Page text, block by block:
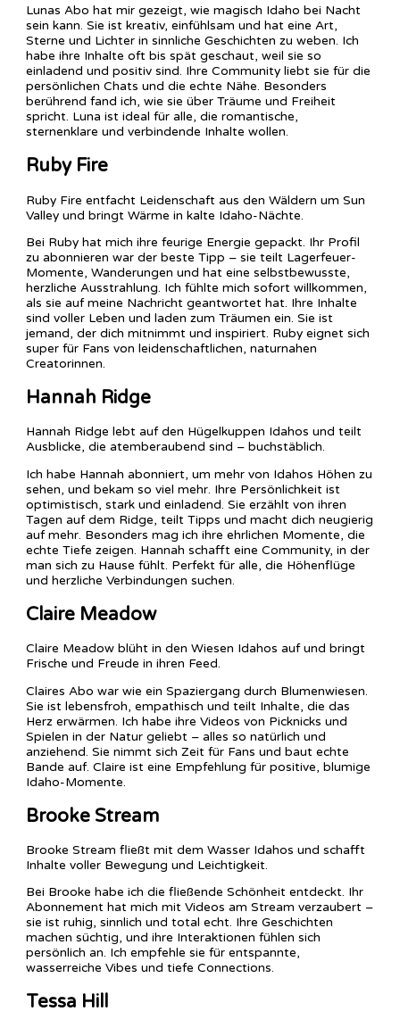
Lunas Abo hat mir gezeigt, wie magisch Idaho bei Nacht
sein kann. Sie ist kreativ, einfühlsam und hat eine Art,
Sterne und Lichter in sinnliche Geschichten zu weben. Ich
habe ihre Inhalte oft bis spät geschaut, weil sie so
einladend und positiv sind. Ihre Community liebt sie für die
persönlichen Chats und die echte Nähe. Besonders
berührend fand ich, wie sie über Träume und Freiheit
spricht. Luna ist ideal für alle, die romantische,
sternenklare und verbindende Inhalte wollen.
Ruby Fire
Ruby Fire entfacht Leidenschaft aus den Wäldern um Sun
Valley und bringt Wärme in kalte Idaho-Nächte.
Bei Ruby hat mich ihre feurige Energie gepackt. Ihr Profil
zu abonnieren war der beste Tipp – sie teilt Lagerfeuer-
Momente, Wanderungen und hat eine selbstbewusste,
herzliche Ausstrahlung. Ich fühlte mich sofort willkommen,
als sie auf meine Nachricht geantwortet hat. Ihre Inhalte
sind voller Leben und laden zum Träumen ein. Sie ist
jemand, der dich mitnimmt und inspiriert. Ruby eignet sich
super für Fans von leidenschaftlichen, naturnahen
Creatorinnen.
Hannah Ridge
Hannah Ridge lebt auf den Hügelkuppen Idahos und teilt
Ausblicke, die atemberaubend sind – buchstäblich.
Ich habe Hannah abonniert, um mehr von Idahos Höhen zu
sehen, und bekam so viel mehr. Ihre Persönlichkeit ist
optimistisch, stark und einladend. Sie erzählt von ihren
Tagen auf dem Ridge, teilt Tipps und macht dich neugierig
auf mehr. Besonders mag ich ihre ehrlichen Momente, die
echte Tiefe zeigen. Hannah schafft eine Community, in der
man sich zu Hause fühlt. Perfekt für alle, die Höhenflüge
und herzliche Verbindungen suchen.
Claire Meadow
Claire Meadow blüht in den Wiesen Idahos auf und bringt
Frische und Freude in ihren Feed.
Claires Abo war wie ein Spaziergang durch Blumenwiesen.
Sie ist lebensfroh, empathisch und teilt Inhalte, die das
Herz erwärmen. Ich habe ihre Videos von Picknicks und
Spielen in der Natur geliebt – alles so natürlich und
anziehend. Sie nimmt sich Zeit für Fans und baut echte
Bande auf. Claire ist eine Empfehlung für positive, blumige
Idaho-Momente.
Brooke Stream
Brooke Stream fließt mit dem Wasser Idahos und schafft
Inhalte voller Bewegung und Leichtigkeit.
Bei Brooke habe ich die fließende Schönheit entdeckt. Ihr
Abonnement hat mich mit Videos am Stream verzaubert –
sie ist ruhig, sinnlich und total echt. Ihre Geschichten
machen süchtig, und ihre Interaktionen fühlen sich
persönlich an. Ich empfehle sie für entspannte,
wasserreiche Vibes und tiefe Connections.
Tessa Hill